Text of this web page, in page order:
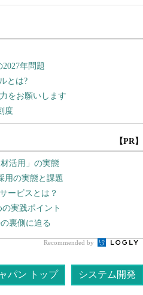
【PR】
活用」の実態
用の実態と課題
ービスとは？
実践ポイント
裏側に迫る
Recommended by
パン トップ システム開発